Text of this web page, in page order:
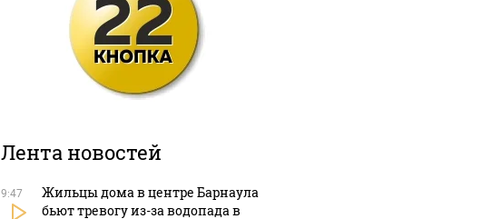
Лента новостей
9:47
Жильцы дома в центре Барнаула
бьют тревогу из-за водопада в